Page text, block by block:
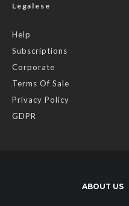
Legalese
Help
Subscriptions
Corporate
Terms Of Sale
Privacy Policy
GDPR
ABOUT US